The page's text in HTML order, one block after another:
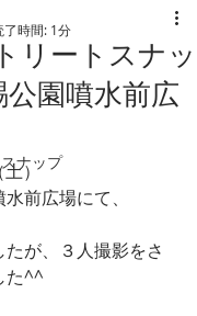
ナップ
リートスナッ
園噴水前広
了時間: 1分
土）
前広場にて、
が、３人撮影をさ
た^^